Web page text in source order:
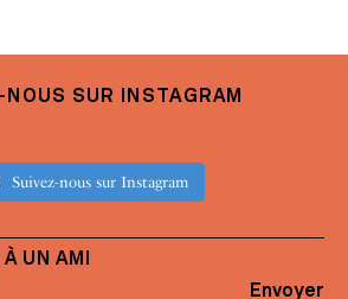
SUR INSTAGRAM
Suivez-nous sur Instagram
UN AMI
Envoyer